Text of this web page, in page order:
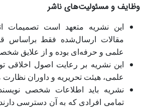
وظایف و مسئولیت‌های ناشر
این نشریه متعهد است تصمیمات
مقالات ارسال‌شده فقط براساس
علمی و حرفه‌ای بوده و از علایق
این نشریه بر رعایت اصول اخلاقی
علمی، هیئت تحریریه و داوران
نشریه باید اطلاعات شخصی
تمامی افرادی که به آن دسترسی